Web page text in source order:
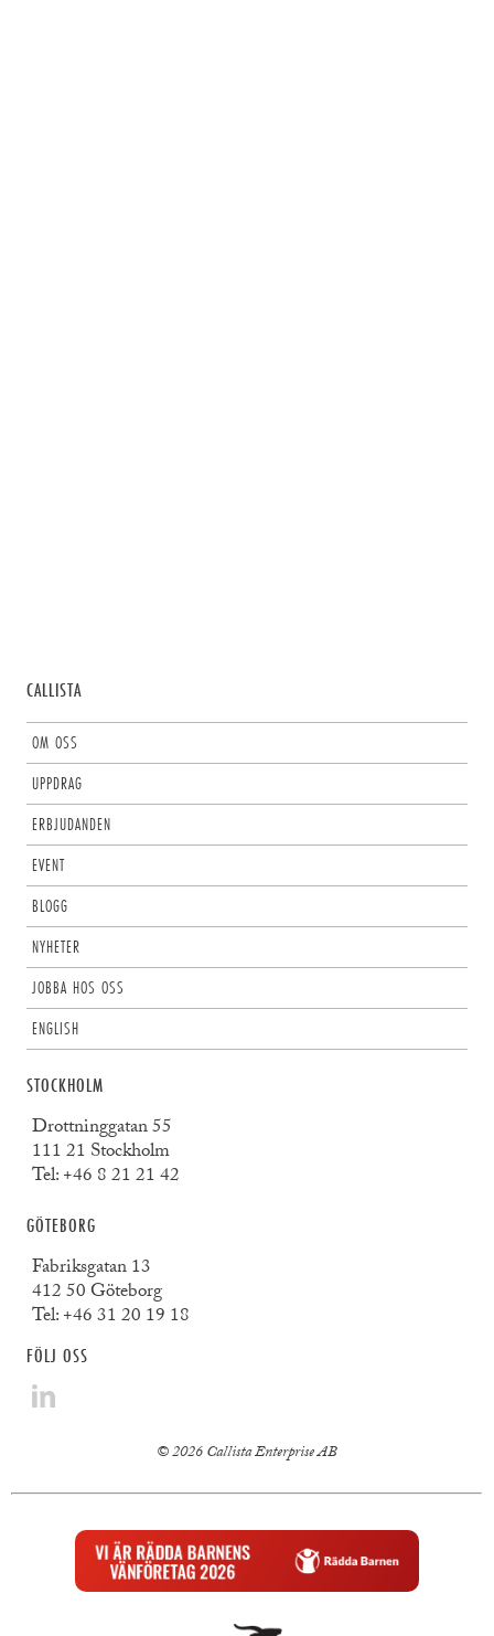
CALLISTA
OM OSS
UPPDRAG
ERBJUDANDEN
EVENT
BLOGG
NYHETER
JOBBA HOS OSS
ENGLISH
STOCKHOLM
Drottninggatan 55
111 21 Stockholm
Tel:+46 8 21 21 42
GÖTEBORG
Fabriksgatan 13
412 50 Göteborg
Tel:+46 31 20 19 18
FÖLJ OSS
© 2026 Callista Enterprise AB